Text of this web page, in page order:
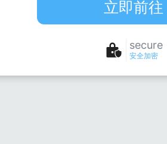
立即前往
secure
安全加密